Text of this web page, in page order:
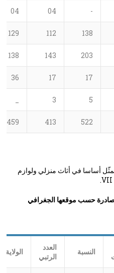
-
04
04
138
112
129
203
143
138
17
17
36
5
3
522
413
459
أساسا في أثاث منزلي ولوازم
النسبة
العدد
الرتبي
الولاية